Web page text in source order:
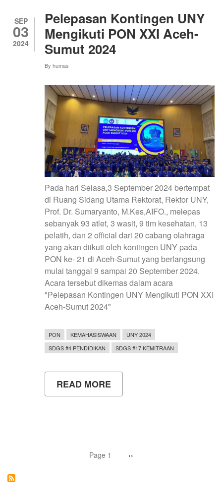
UNY
PADA
KOMPETISI
BPTI
PUSPRESNAS
DAN
KEMDIKBUDRISTEK
TAHUN
2024
SEP
03
2024
Pelepasan Kontingen UNY
Mengikuti PON XXI Aceh-
Sumut 2024
By humas
Pada hari Selasa,3 September 2024 bertempat
di Ruang Sidang Utama Rektorat, Rektor UNY,
Prof. Dr. Sumaryanto, M.Kes,AIFO., melepas
sebanyak 93 atlet, 3 wasit, 9 tim kesehatan, 13
pelatih, dan 2 official dari 20 cabang olahraga
yang akan diikuti oleh kontingen UNY pada
PON ke- 21 di Aceh-Sumut yang berlangsung
mulai tanggal 9 sampai 20 September 2024.
Acara tersebut dikemas dalam acara
"Pelepasan Kontingen UNY Mengikuti PON XXI
Aceh-Sumut 2024"
PON KEMAHASISWAAN
UNY 2024
SDGS #4 PENDIDIKAN
SDGS #17 KEMITRAAN
READ MORE
PELEPASAN
SUMUT
Page 1 Next
››